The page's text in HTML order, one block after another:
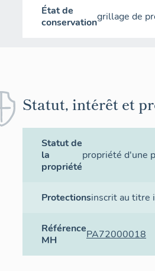
État de
conservationgrillage de
Statut, intérêt et
Statut de
la
propriété
propriété d'une
Protectionsinscrit au titre
Référence
MH
PA72000018